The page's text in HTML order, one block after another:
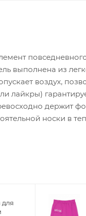
выполнена из
воздух,
лайкры)
держит
носки в